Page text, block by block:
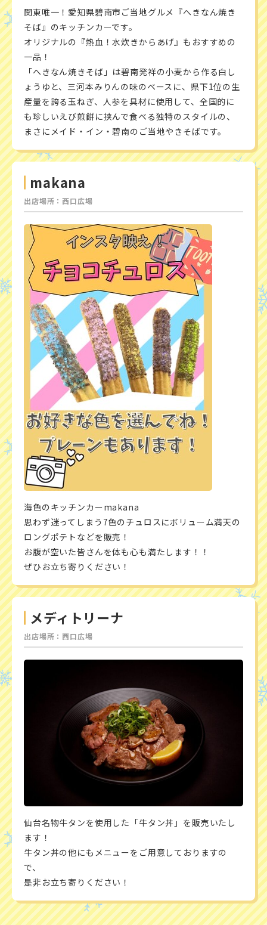
関東唯一！愛知県碧南市ご当地グルメ『へきなん焼き
そば』のキッチンカーです。
オリジナルの『熱血！水炊きからあげ』もおすすめの
一品！
「へきなん焼きそば」は碧南発祥の小麦から作る白し
ょうゆと、三河本みりんの味のベースに、県下1位の生
産量を誇る玉ねぎ、人参を具材に使用して、全国的に
も珍しいえび煎餅に挟んで食べる独特のスタイルの、
まさにメイド・イン・碧南のご当地やきそばです。
makana
出店場所：西口広場
海色のキッチンカーmakana
思わず迷ってしまう7色のチュロスにボリューム満天の
ロングポテトなどを販売！
お腹が空いた皆さんを体も心も満たします！！
ぜひお立ち寄りください！
メディトリーナ
出店場所：西口広場
仙台名物牛タンを使用した「牛タン丼」を販売いたし
ます！
牛タン丼の他にもメニューをご用意しておりますの
で、
是非お立ち寄りください！